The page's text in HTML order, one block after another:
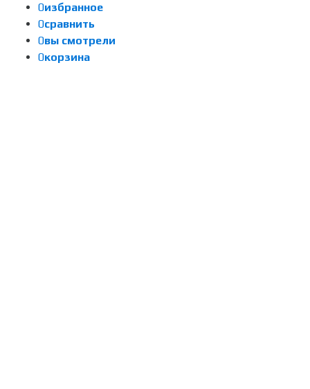
0избранное
0сравнить
0вы смотрели
0корзина